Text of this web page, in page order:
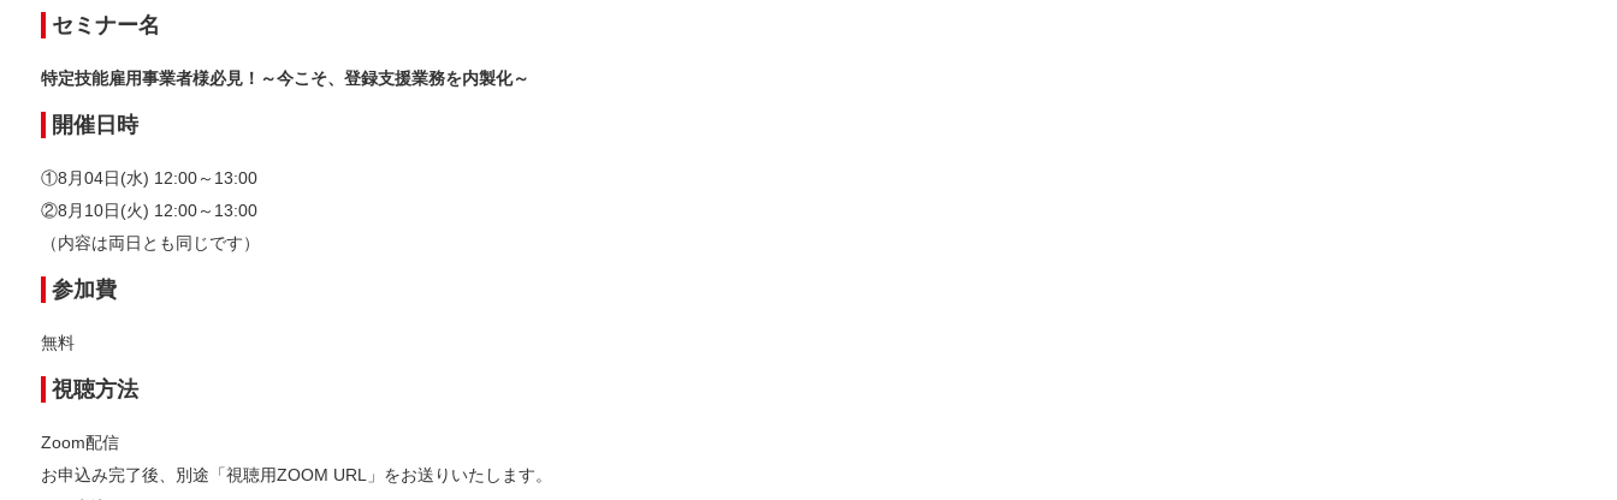
セミナー名
特定技能雇用事業者様必見！～今こそ、登録支援業務を内製化～
開催日時
①8月04日(水) 12:00～13:00
②8月10日(火) 12:00～13:00
（内容は両日とも同じです）
参加費
無料
視聴方法
Zoom配信
お申込み完了後、別途「視聴用ZOOM URL」をお送りいたします。